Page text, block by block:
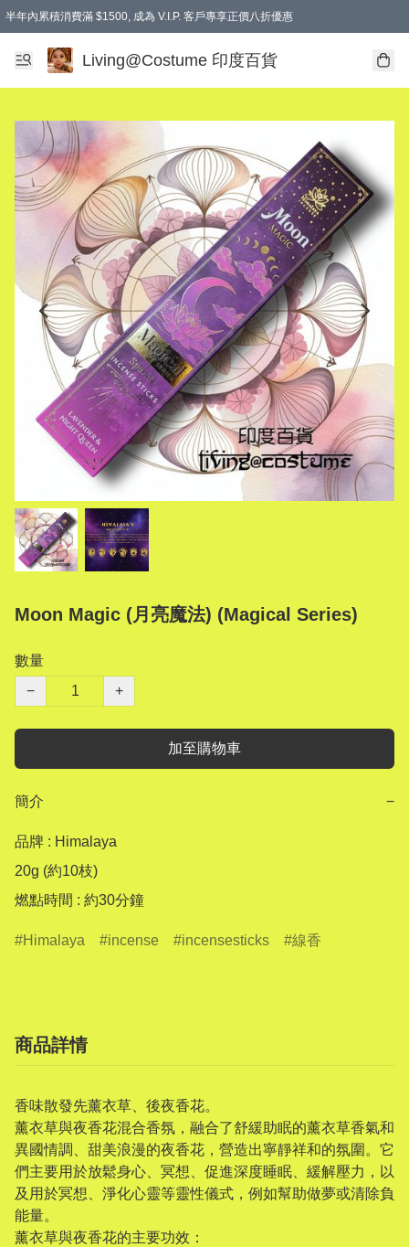
半年內累積消費滿 $1500, 成為 V.I.P. 客戶專享正價八折優惠
滿$600免本地運費
Living@Costume 印度百貨
Moon Magic (月亮魔法) (Magical Series)
數量
−
+
加至購物車
簡介 −
品牌 : Himalaya
20g (約10枝)
燃點時間 : 約30分鐘
Himalaya incense incensesticks 線香
商品詳情
香味散發先薰衣草、後夜香花。
薰衣草與夜香花混合香氛，融合了舒緩助眠的薰衣草香氣和
異國情調、甜美浪漫的夜香花，營造出寧靜祥和的氛圍。它
們主要用於放鬆身心、冥想、促進深度睡眠、緩解壓力，以
及用於冥想、淨化心靈等靈性儀式，例如幫助做夢或清除負
能量。
薰衣草與夜香花的主要功效：